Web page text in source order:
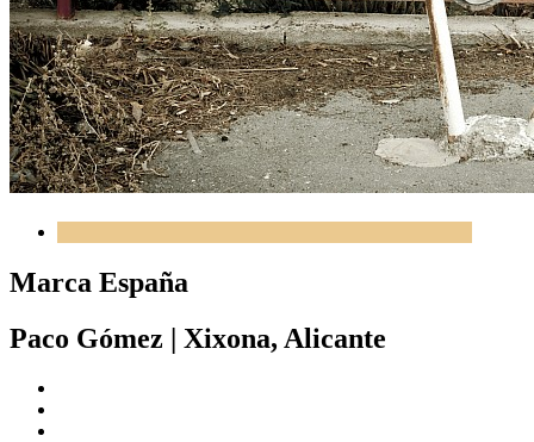
Marca España
Paco Gómez | Xixona, Alicante